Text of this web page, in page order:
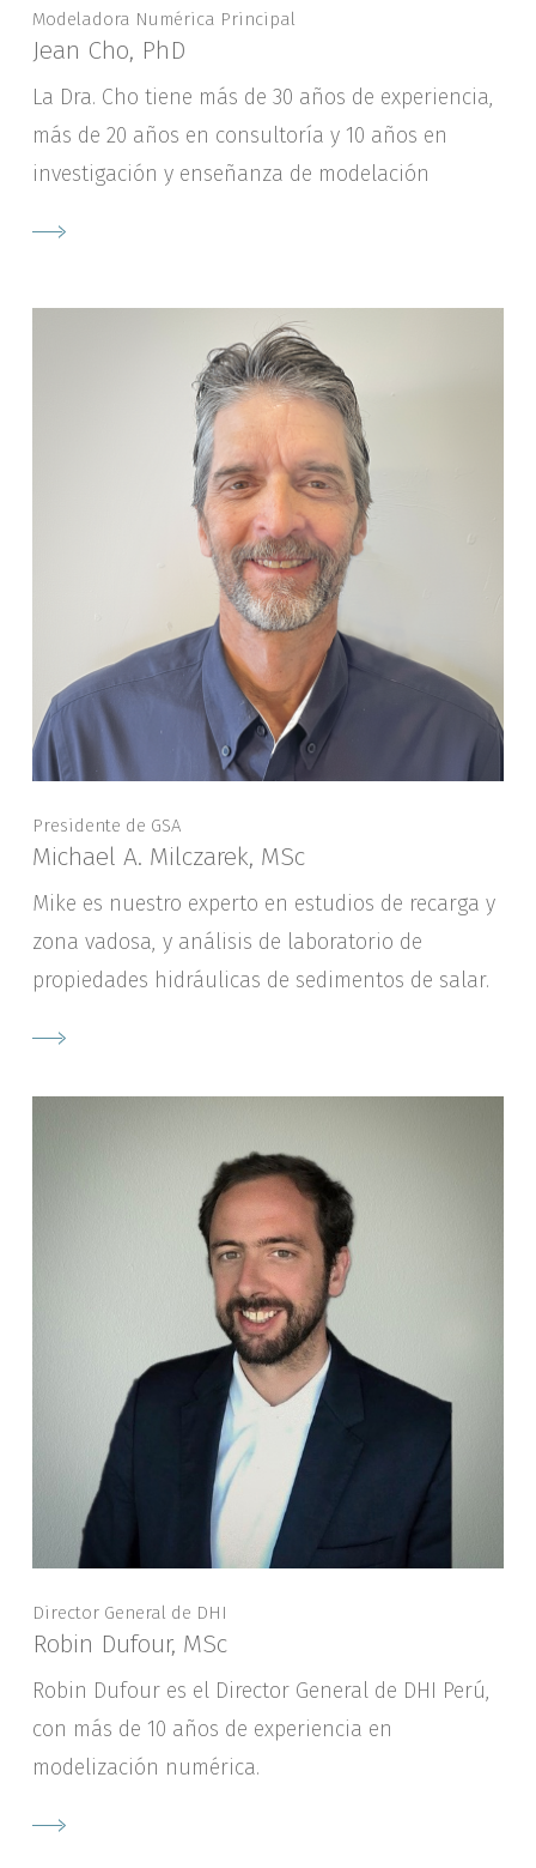
Modeladora Numérica Principal
Jean Cho, PhD
La Dra. Cho tiene más de 30 años de experiencia,
más de 20 años en consultoría y 10 años en
investigación y enseñanza de modelación
Presidente de GSA
Michael A. Milczarek, MSc
Mike es nuestro experto en estudios de recarga y
zona vadosa, y análisis de laboratorio de
propiedades hidráulicas de sedimentos de salar.
Director General de DHI
Robin Dufour, MSc
Robin Dufour es el Director General de DHI Perú,
con más de 10 años de experiencia en
modelización numérica.